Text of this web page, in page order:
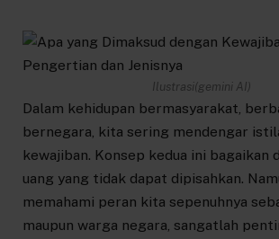
Ilustrasi(gemini AI)
Dalam kehidupan bermasyarakat,
bernegara, kita sering mendengar
kewajiban. Konsep kedua ini bagaikan
uang yang tidak dapat dipisahkan.
memahami peran kita sepenuhnya
maupun warga negara, sangatlah